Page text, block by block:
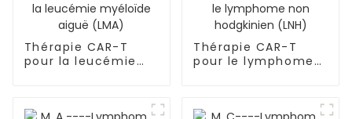
Thérapie CAR-T
pour la leucémie
Thérapie CAR-T
pour le lymphome